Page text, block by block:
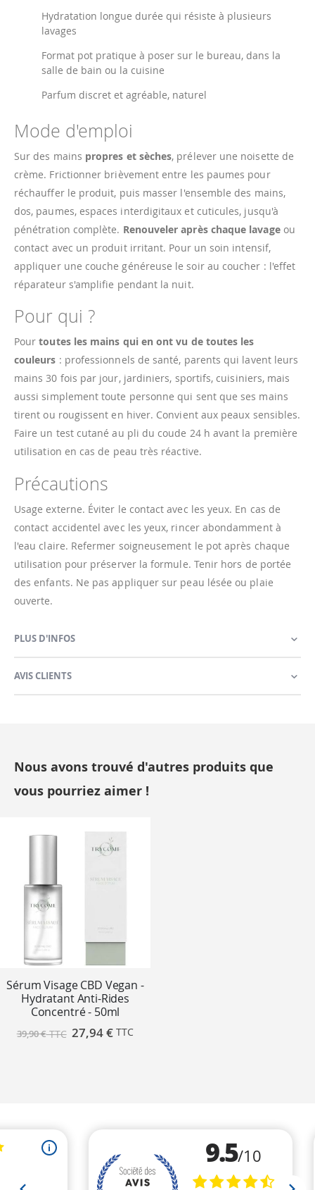
Hydratation longue durée qui résiste à plusieurs
lavages
Format pot pratique à poser sur le bureau, dans la
salle de bain ou la cuisine
Parfum discret et agréable, naturel
Mode d'emploi
Sur des mains propres et sèches, prélever une noisette de
crème. Frictionner brièvement entre les paumes pour
réchauffer le produit, puis masser l'ensemble des mains,
dos, paumes, espaces interdigitaux et cuticules, jusqu'à
pénétration complète. Renouveler après chaque lavageou
contact avec un produit irritant. Pour un soin intensif,
appliquer une couche généreuse le soir au coucher : l'effet
réparateur s'amplifie pendant la nuit.
Pour qui ?
Pourtoutes les mains qui en ont vu de toutes les
couleurs : professionnels de santé, parents qui lavent leurs
mains 30 fois par jour, jardiniers, sportifs, cuisiniers, mais
aussi simplement toute personne qui sent que ses mains
tirent ou rougissent en hiver. Convient aux peaux sensibles.
Faire un test cutané au pli du coude 24 h avant la première
utilisation en cas de peau très réactive.
Précautions
Usage externe. Éviter le contact avec les yeux. En cas de
contact accidentel avec les yeux, rincer abondamment à
l'eau claire. Refermer soigneusement le pot après chaque
utilisation pour préserver la formule. Tenir hors de portée
des enfants. Ne pas appliquer sur peau lésée ou plaie
ouverte.
PLUS D'INFOS
AVIS CLIENTS
Nous avons trouvé d'autres produits que
vous pourriez aimer !
Sérum Visage CBD Vegan -
Hydratant Anti-Rides
Concentré - 50ml
39,90 € Prix
spécial
27,94 €